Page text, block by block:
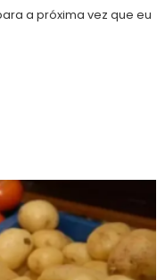
a próxima vez que eu